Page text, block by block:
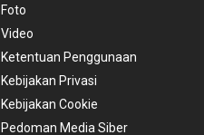
Foto
Video
Ketentuan Penggunaan
Kebijakan Privasi
Kebijakan Cookie
Pedoman Media Siber